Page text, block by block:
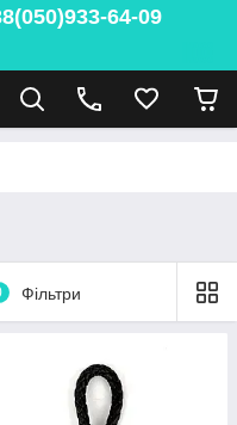
64-09
Фільтри